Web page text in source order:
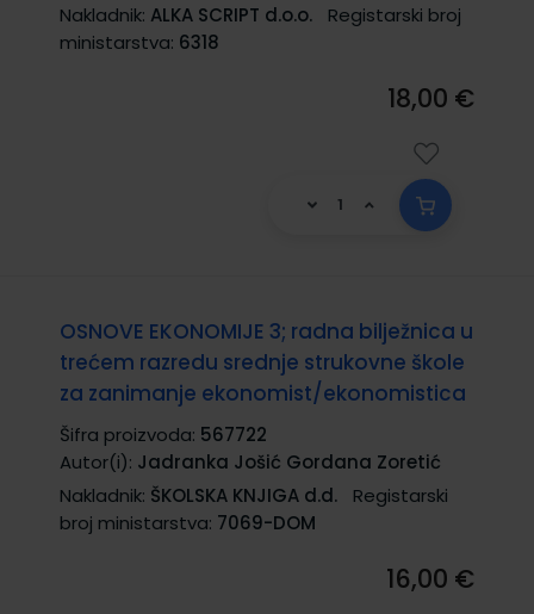
Nakladnik: ALKA SCRIPT d.o.o.
Registarski broj
ministarstva: 6318
18,00 €
OSNOVE EKONOMIJE 3; radna bilježnica u
trećem razredu srednje strukovne škole
za zanimanje ekonomist/ekonomistica
Šifra proizvoda: 567722
Autor(i): Jadranka Jošić Gordana Zoretić
Nakladnik: ŠKOLSKA KNJIGA d.d.
Registarski
broj ministarstva: 7069-DOM
16,00 €